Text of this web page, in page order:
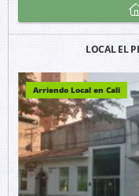
LOCAL EL
Arriendo Local en Cali